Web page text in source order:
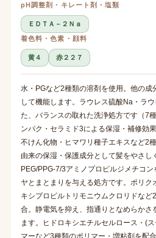
pH調整剤・キレート剤・塩類
ＥＤＴＡ－２Ｎａ
着色料・色素・顔料
黄４ 赤２２７
水・PGなど2種類の溶剤を使用。他の成
して機能します。ラウレス硫酸Na・ラ
た、バランスの取れた洗浄処方です（7
ンパク・セラミド3による保湿・補修効
不けん化物・ヒマワリ種子エキスなど2
由来の保湿・保護成分として髪をやさし
PEG/PPG-7/3アミノプロピルジメチコ
ヤとまとまりを与える処方です。ポリク
キシプロピルトリモニウムクロリドな
合。静電気を抑え、指通りとなめらかさ
ます。ヒドロキシエチルセルロース・(
マーなど3種類のポリマー・増粘剤を配